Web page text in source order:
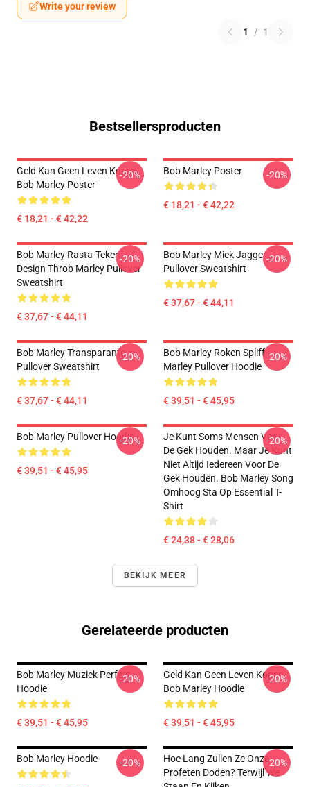
Write your review
1 / 1
Bestsellersproducten
Geld Kan Geen Leven Kopen
Bob Marley Poster
€ 18,21 - € 42,22
-20% Bob Marley Poster
€ 18,21 - € 42,22
-20%
Bob Marley Rasta-Teken
Design Throb Marley Pullover
Sweatshirt
€ 37,67 - € 44,11
-20%
Bob Marley Mick Jagger
Pullover Sweatshirt
€ 37,67 - € 44,11
-20%
Bob Marley Transparante
Pullover Sweatshirt
€ 37,67 - € 44,11
-20%
Bob Marley Roken Spliff
Marley Pullover Hoodie
€ 39,51 - € 45,95
-20%
Bob Marley Pullover Hoodie
€ 39,51 - € 45,95
-20%
Je Kunt Soms Mensen Voor
De Gek Houden. Maar Je Kunt
Niet Altijd Iedereen Voor De
Gek Houden. Bob Marley Song
Omhoog Sta Op Essential T-
Shirt
€ 24,38 - € 28,06
-20%
BEKIJK MEER
Gerelateerde producten
Bob Marley Muziek Perfect
Hoodie
€ 39,51 - € 45,95
-20%
Geld Kan Geen Leven Kopen
Bob Marley Hoodie
€ 39,51 - € 45,95
-20%
Bob Marley Hoodie -20%
Hoe Lang Zullen Ze Onze
Profeten Doden? Terwijl We
-20%